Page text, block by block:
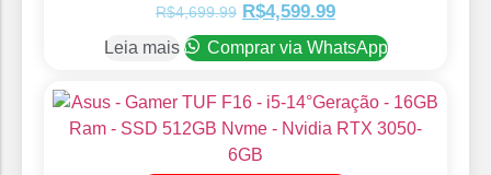
R$4,699.99 R$4,599.99
Leia mais Comprar via WhatsApp